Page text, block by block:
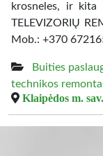
krosneles, ir kita
TELEVIZORIŲ
Mob.: +370
Buities
technikos
Klaipėdos m.